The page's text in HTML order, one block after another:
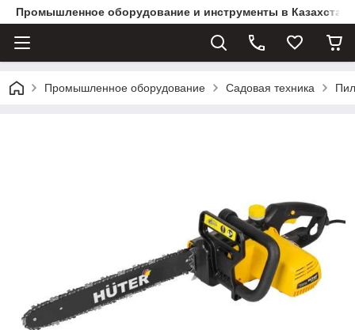
Промышленное оборудование и инструменты в
Промышленное оборудование Садовая техника